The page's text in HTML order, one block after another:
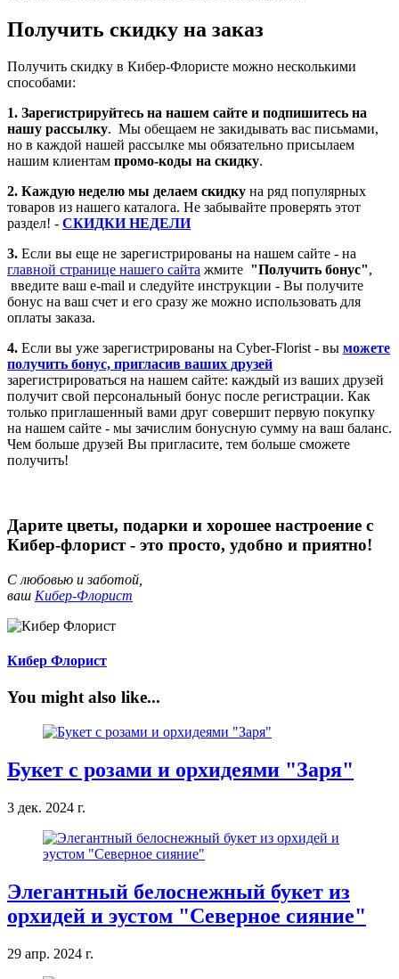
Получить скидку на заказ
Получить скидку в Кибер-Флористе можно несколькими
способами:
1. Зарегистрируйтесь на нашем сайте и подпишитесь на
нашу рассылку. Мы обещаем не закидывать вас письмами,
но в каждой нашей рассылке мы обязательно присылаем
нашим клиентам промо-коды на скидку.
2. Каждую неделю мы делаем скидку на ряд популярных
товаров из нашего каталога. Не забывайте проверять этот
раздел! - СКИДКИ НЕДЕЛИ
3. Если вы еще не зарегистрированы на нашем сайте - на
главной странице нашего сайта жмите "Получить бонус",
введите ваш e-mail и следуйте инструкции - Вы получите
бонус на ваш счет и его сразу же можно использовать для
оплаты заказа.
4. Если вы уже зарегистрированы на Cyber-Florist - вы можете
получить бонус, пригласив ваших друзей
зарегистрироваться на нашем сайте: каждый из ваших друзей
получит свой персональный бонус после регистрации. Как
только приглашенный вами друг совершит первую покупку
на нашем сайте - мы зачислим бонусную сумму на ваш баланс.
Чем больше друзей Вы пригласите, тем больше сможете
получить!
Дарите цветы, подарки и хорошее настроение с
Кибер-флорист - это просто, удобно и приятно!
С любовью и заботой,
ваш Кибер-Флорист
Кибер Флорист
You might also like...
Букет с розами и орхидеями "Заря"
3 дек. 2024 г.
Элегантный белоснежный букет из
орхидей и эустом "Северное сияние"
29 апр. 2024 г.